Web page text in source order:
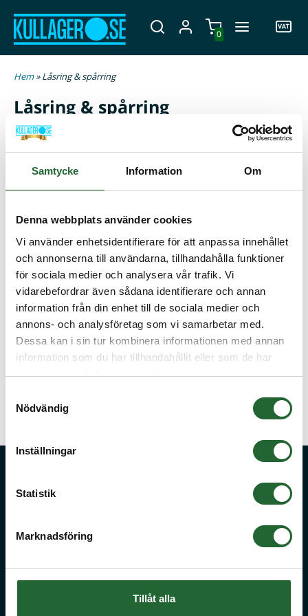
Samtycke Information Om
Denna webbplats använder cookies
Vi använder enhetsidentifierare för att anpassa innehållet
och annonserna till användarna, tillhandahålla funktioner
för sociala medier och analysera vår trafik. Vi
vidarebefordrar även sådana identifierare och annan
information från din enhet till de sociala medier och
annons- och analysföretag som vi samarbetar med.
Dessa kan i sin tur kombinera informationen med annan
information som du har tillhandahållit eller som de har
samlat in när du har använt deras tjänster.
Nödvändig
Inställningar
Statistik
Marknadsföring
Tillåt alla
0
Hem» Låsring & spårring
Låsring & spårring
Håll hjul, lager och andra maskindelar säkert på plats med
låsringar. Använd dem i spår på axlar eller i hål för att
förhindra oönskad rörelse. Hos Kullager.se hittar du ett
brett sortiment av låsringar i olika mått - välj mellan en
(invändig låsring) eller SGH (utvändig låsring). Vi har rätt
låsring för ditt behov - köp snabbt och enkelt online!
Stora kvantiteter eller önskar du offert på något du inte hittar på vår